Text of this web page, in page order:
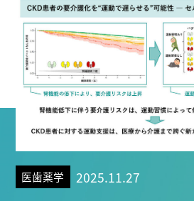
総合理工 総合生物
化学
工学
人文学
TAG
医歯薬学 2025.11.27